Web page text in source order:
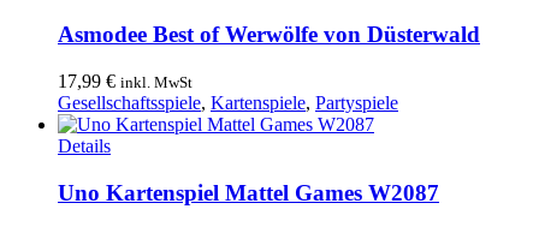
Asmodee Best of Werwölfe von Düsterwald
17,99 € inkl. MwSt
Gesellschaftsspiele, Kartenspiele, Partyspiele
Details
Uno Kartenspiel Mattel Games W2087